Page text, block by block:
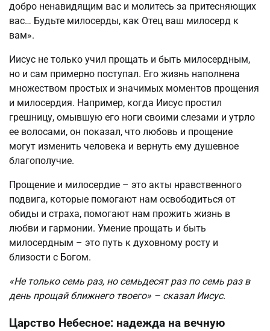
добро ненавидящим вас и молитесь за притесняющих
вас… Будьте милосерды, как Отец ваш милосерд к
вам».
Иисус не только учил прощать и быть милосердным,
но и сам примерно поступал. Его жизнь наполнена
множеством простых и значимых моментов прощения
и милосердия. Например, когда Иисус простил
грешницу, омывшую его ноги своими слезами и утрло
ее волосами, он показал, что любовь и прощение
могут изменить человека и вернуть ему душевное
благополучие.
Прощение и милосердие – это акты нравственного
подвига, которые помогают нам освободиться от
обиды и страха, помогают нам прожить жизнь в
любви и гармонии. Умение прощать и быть
милосердным – это путь к духовному росту и
близости с Богом.
«Не только семь раз, но семьдесят раз по семь раз в
день прощай ближнего твоего» – сказал Иисус.
Царство Небесное: надежда на вечную